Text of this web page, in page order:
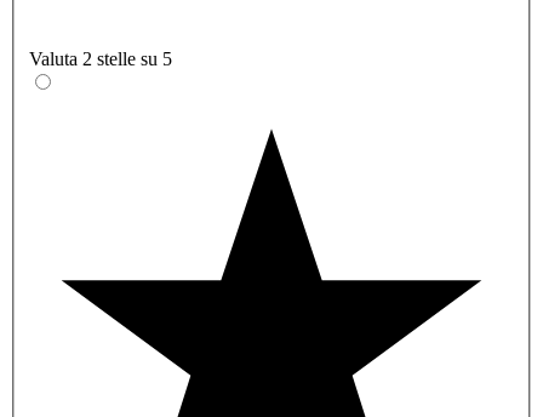
Valuta 2 stelle su 5